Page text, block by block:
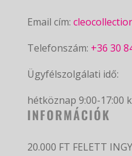
Email cím:
Telefonszám: +36 30
Ügyfélszolgálati idő:
hétköznap 9:00-17:00
INFORMÁCIÓK
20.000 FT FELETT